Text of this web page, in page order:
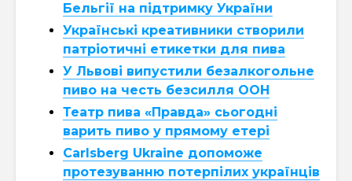
Бельгії на підтримку України
Українські креативники створили
патріотичні етикетки для пива
У Львові випустили безалкогольне
пиво на честь безсилля ООН
Театр пива «Правда» сьогодні
варить пиво у прямому етері
Carlsberg Ukraine допоможе
протезуванню потерпілих українців